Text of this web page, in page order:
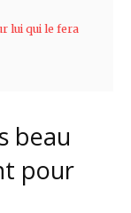
lui qui le fera
beau
pour